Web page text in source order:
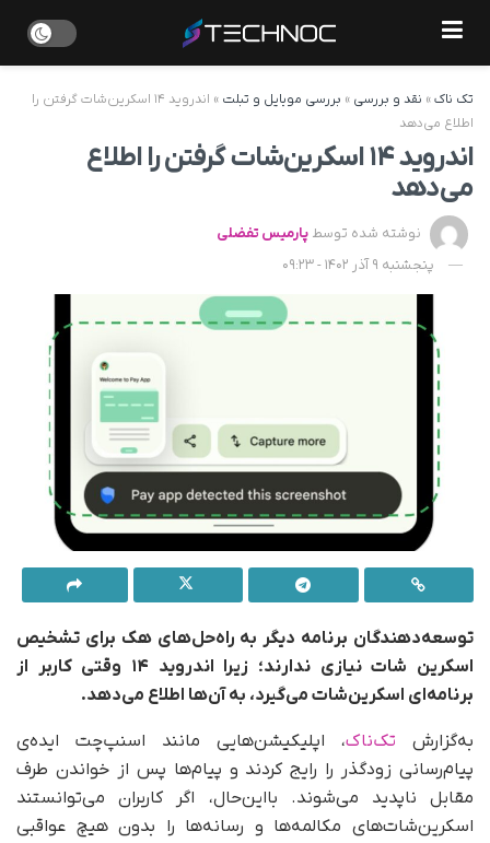
تک ناک» نقد و بررسی » بررسی موبایل و تبلت »
اندروید ۱۴ اسکرین‌شات گرفتن را
اطلاع می‌دهد
اندروید ۱۴ اسکرین‌شات گرفتن را اطلاع
می‌دهد
نوشته شده توسط پارمیس تفضلی
پنجشنبه 9 آذر 1402 - 09:23
توسعه‌دهندگان برنامه دیگر به راه‌حل‌های هک برای تشخیص
اسکرین شات نیازی ندارند؛ زیرا اندروید ۱۴ وقتی کاربر از
برنامه‌ای اسکرین‌شات می‌گیرد، به آن‌ها اطلاع می‌دهد.
به‌گزارش تک‌ناک، اپلیکیشن‌هایی مانند اسنپ‌چت ایده‌ی
پیام‌رسانی زودگذر را رایج کردند و پیام‌ها پس از خواندن طرف
مقابل ناپدید می‌شوند. بااین‌حال، اگر کاربران می‌توانستند
اسکرین‌شات‌های مکالمه‌ها و رسانه‌ها را بدون هیچ عواقبی